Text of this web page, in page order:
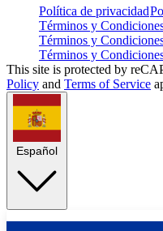
Política de privacidad
Términos y
Términos y
Términos y
This site is protected by
Policy and Terms of Service
Español